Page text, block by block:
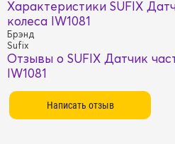
Характеристики SUFIX
колеса IW1081
Брэнд
Sufix
Отзывы о SUFIX Датчик
IW1081